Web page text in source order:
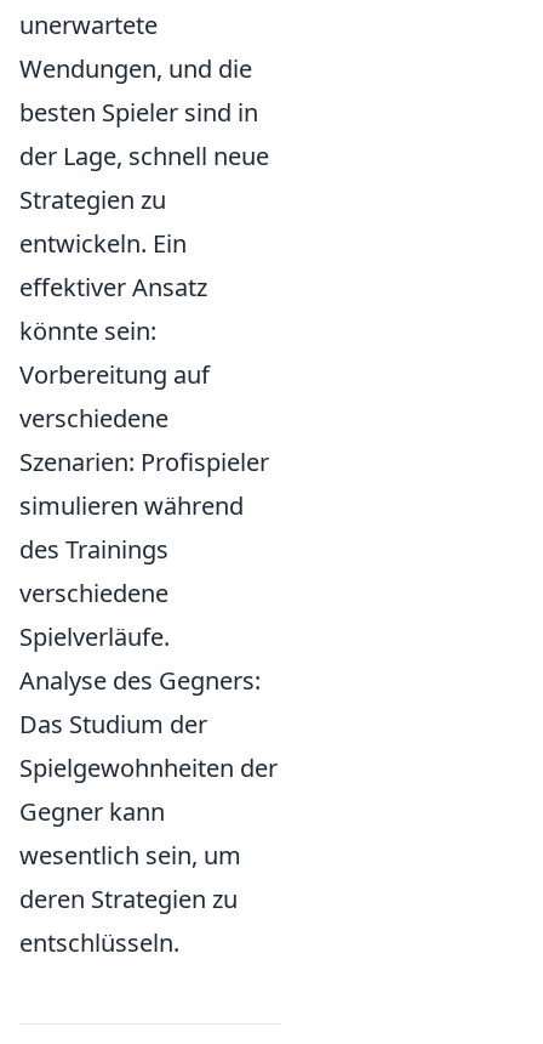
unerwartete
Wendungen, und die
besten Spieler sind in
der Lage, schnell neue
Strategien zu
entwickeln. Ein
effektiver Ansatz
könnte sein:
Vorbereitung auf
verschiedene
Szenarien: Profispieler
simulieren während
des Trainings
verschiedene
Spielverläufe.
Analyse des Gegners:
Das Studium der
Spielgewohnheiten der
Gegner kann
wesentlich sein, um
deren Strategien zu
entschlüsseln.